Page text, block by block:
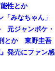
能性とか
みなちゃん」
元ジャンポケ・
とか 東野圭吾
発売にファン感